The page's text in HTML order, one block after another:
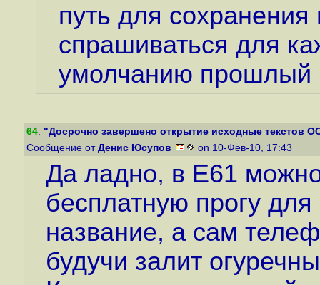
путь для
спрашиваться для
умолчанию прошлый
64. "Досрочно завершено открытие исходные текстов
Сообщение от Денис Юсупов on 10-Фев-10, 17:43
Да ладно, в E61
бесплатную прогу
название, а сам
будучи залит